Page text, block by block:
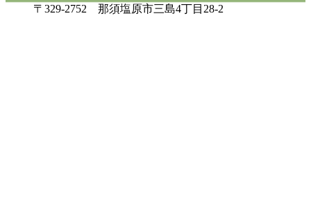
〒329-2752 那須塩原市三島4丁目28-2